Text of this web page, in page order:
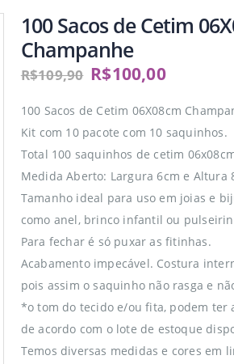
100 Sacos de Cetim
Champanhe
R$109,90 R$100,00
100 Sacos de Cetim 06X08cm
Kit com 10 pacote com 10 saquinhos.
Total 100 saquinhos de cetim
Medida Aberto: Largura 6cm e Altura
Tamanho ideal para uso em joias e
como anel, brinco infantil ou
Para fechar é só puxar as fitinhas.
Acabamento impecável. Costura
pois assim o saquinho não rasga e
*o tom do tecido e/ou fita, podem ter
de acordo com o lote de estoque
Temos diversas medidas e cores em